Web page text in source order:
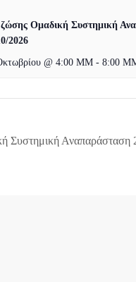
Ομαδική Συστημική
2026
@ 4:00 ΜΜ - 8:00
Συστημική Αναπαράσταση